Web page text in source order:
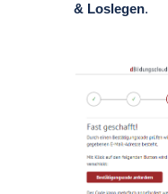
& Loslegen.